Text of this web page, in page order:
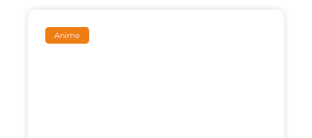
Anime